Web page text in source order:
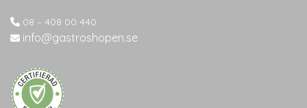
08 – 408 00 440
info@gastroshopen.se